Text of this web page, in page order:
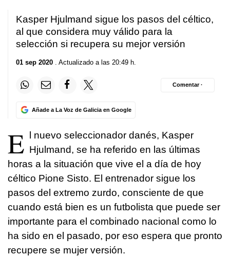
Kasper Hjulmand sigue los pasos del céltico,
al que considera muy válido para la
selección si recupera su mejor versión
01 sep 2020 . Actualizado a las 20:49 h.
Añade a La Voz de Galicia en Google
Comentar ·
E l nuevo seleccionador danés, Kasper
Hjulmand, se ha referido en las últimas
horas a la situación que vive el a día de hoy
céltico Pione Sisto. El entrenador sigue los
pasos del extremo zurdo, consciente de que
cuando está bien es un futbolista que puede ser
importante para el combinado nacional como lo
ha sido en el pasado, por eso espera que pronto
recupere se mujer versión.